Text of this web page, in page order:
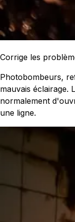
Corrige les
Photobombeurs,
mauvais éclairage.
normalement
une ligne.